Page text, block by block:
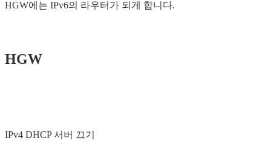
HGW에는 IPv6의 라우터가 되게 합니다.
HGW
IPv4 DHCP 서버 끄기